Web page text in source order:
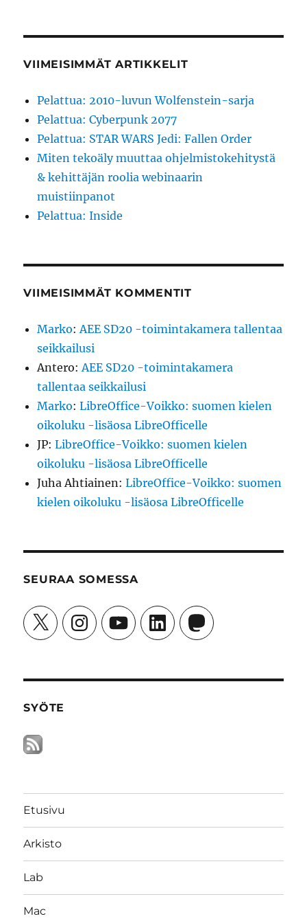
VIIMEISIMMÄT ARTIKKELIT
Pelattua: 2010-luvun Wolfenstein-sarja
Pelattua: Cyberpunk 2077
Pelattua: STAR WARS Jedi: Fallen Order
Miten tekoäly muuttaa ohjelmistokehitystä
& kehittäjän roolia webinaarin
muistiinpanot
Pelattua: Inside
VIIMEISIMMÄT KOMMENTIT
Marko:AEE SD20 -toimintakamera tallentaa
seikkailusi
Antero:AEE SD20 -toimintakamera
tallentaa seikkailusi
Marko:LibreOffice-Voikko: suomen kielen
oikoluku -lisäosa LibreOfficelle
JP:LibreOffice-Voikko: suomen kielen
oikoluku -lisäosa LibreOfficelle
Juha Ahtiainen:LibreOffice-Voikko: suomen
kielen oikoluku -lisäosa LibreOfficelle
SEURAA SOMESSA
X InstagramYouTubeLinkedInMastodon
SYÖTE
Etusivu
Arkisto
Lab
Mac